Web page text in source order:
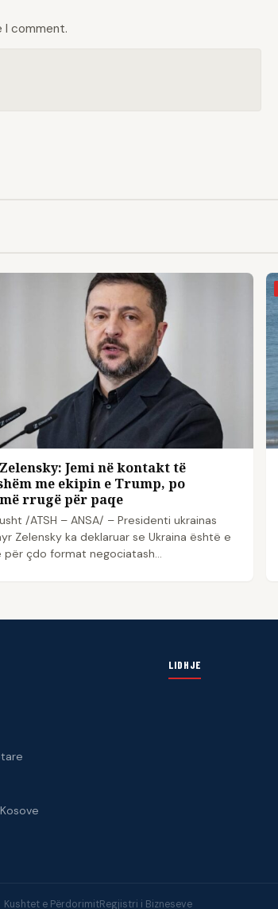
I comment.
Jemi në kontakt të
me ekipin e Trump, po
rrugë për paqe
/ATSH – ANSA/ – Presidenti ukrainas
Zelensky ka deklaruar se Ukraina është e
për çdo format negociatash…
LIDHJE
Kushtet e PërdorimitRegjistri i Bizneseve